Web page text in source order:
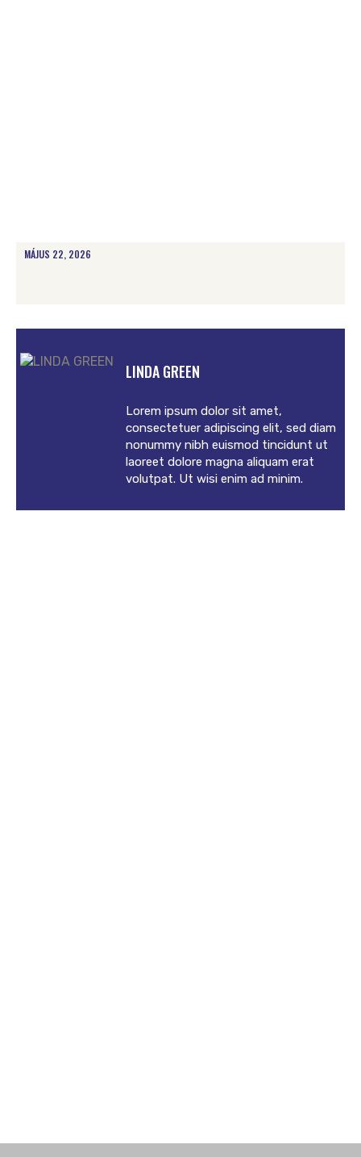
MÁJUS 22, 2026
LINDA GREEN
Lorem ipsum dolor sit amet,
consectetuer adipiscing elit, sed diam
nonummy nibh euismod tincidunt ut
laoreet dolore magna aliquam erat
volutpat. Ut wisi enim ad minim.